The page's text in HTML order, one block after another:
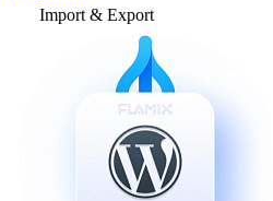
Import & Export